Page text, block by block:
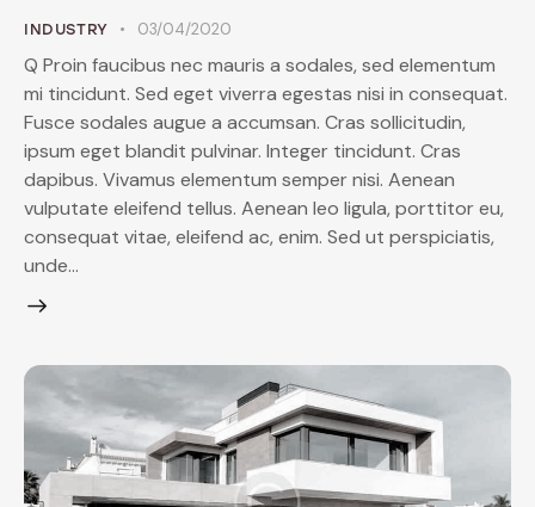
INDUSTRY 03/04/2020
Q Proin faucibus nec mauris a sodales, sed elementum
mi tincidunt. Sed eget viverra egestas nisi in consequat.
Fusce sodales augue a accumsan. Cras sollicitudin,
ipsum eget blandit pulvinar. Integer tincidunt. Cras
dapibus. Vivamus elementum semper nisi. Aenean
vulputate eleifend tellus. Aenean leo ligula, porttitor eu,
consequat vitae, eleifend ac, enim. Sed ut perspiciatis,
unde…